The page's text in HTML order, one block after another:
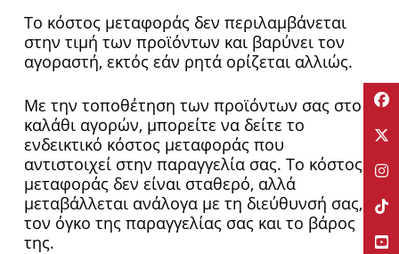
Το κόστος μεταφοράς δεν περιλαμβάνεται
στην τιμή των προϊόντων και βαρύνει τον
αγοραστή, εκτός εάν ρητά ορίζεται αλλιώς.
Με την τοποθέτηση των προϊόντων σας στο
καλάθι αγορών, μπορείτε να δείτε το
ενδεικτικό κόστος μεταφοράς που
αντιστοιχεί στην παραγγελία σας. Το κόστος
μεταφοράς δεν είναι σταθερό, αλλά
μεταβάλλεται ανάλογα με τη διεύθυνσή σας,
τον όγκο της παραγγελίας σας και το βάρος
της.